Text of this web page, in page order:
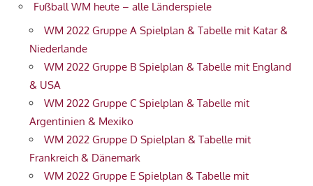
Fußball WM heute – alle Länderspiele
WM 2022 Gruppe A Spielplan & Tabelle mit Katar &
Niederlande
WM 2022 Gruppe B Spielplan & Tabelle mit England
& USA
WM 2022 Gruppe C Spielplan & Tabelle mit
Argentinien & Mexiko
WM 2022 Gruppe D Spielplan & Tabelle mit
Frankreich & Dänemark
WM 2022 Gruppe E Spielplan & Tabelle mit